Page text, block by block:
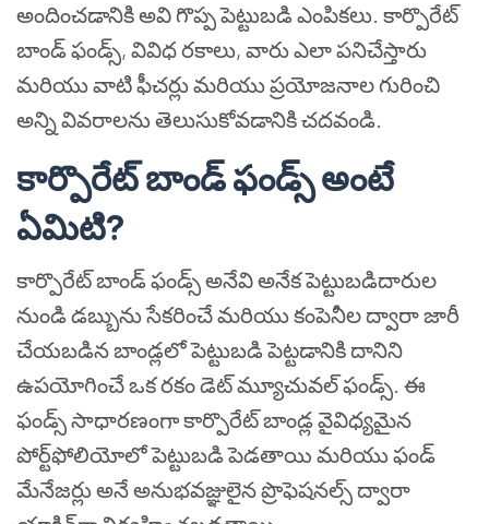
అందించడానికి అవి గొప్ప పెట్టుబడి ఎంపికలు. కార్పొరేట్
బాండ్ ఫండ్స్, వివిధ రకాలు, వారు ఎలా పనిచేస్తారు
మరియు వాటి ఫీచర్లు మరియు ప్రయోజనాల గురించి
అన్ని వివరాలను తెలుసుకోవడానికి చదవండి.
కార్పొరేట్ బాండ్ ఫండ్స్ అంటే
ఏమిటి?
కార్పొరేట్ బాండ్ ఫండ్స్ అనేవి అనేక పెట్టుబడిదారుల
నుండి డబ్బును సేకరించే మరియు కంపెనీల ద్వారా జారీ
చేయబడిన బాండ్లలో పెట్టుబడి పెట్టడానికి దానిని
ఉపయోగించే ఒక రకం డెట్ మ్యూచువల్ ఫండ్స్. ఈ
ఫండ్స్ సాధారణంగా కార్పొరేట్ బాండ్ల వైవిధ్యమైన
పోర్ట్‌ఫోలియోలో పెట్టుబడి పెడతాయి మరియు ఫండ్
మేనేజర్లు అనే అనుభవజ్ఞులైన ప్రొఫెషనల్స్ ద్వారా